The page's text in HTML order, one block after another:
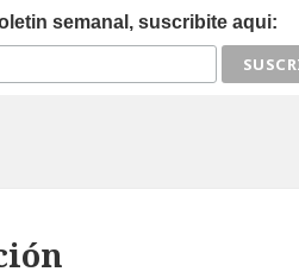
semanal, suscribite aqui: